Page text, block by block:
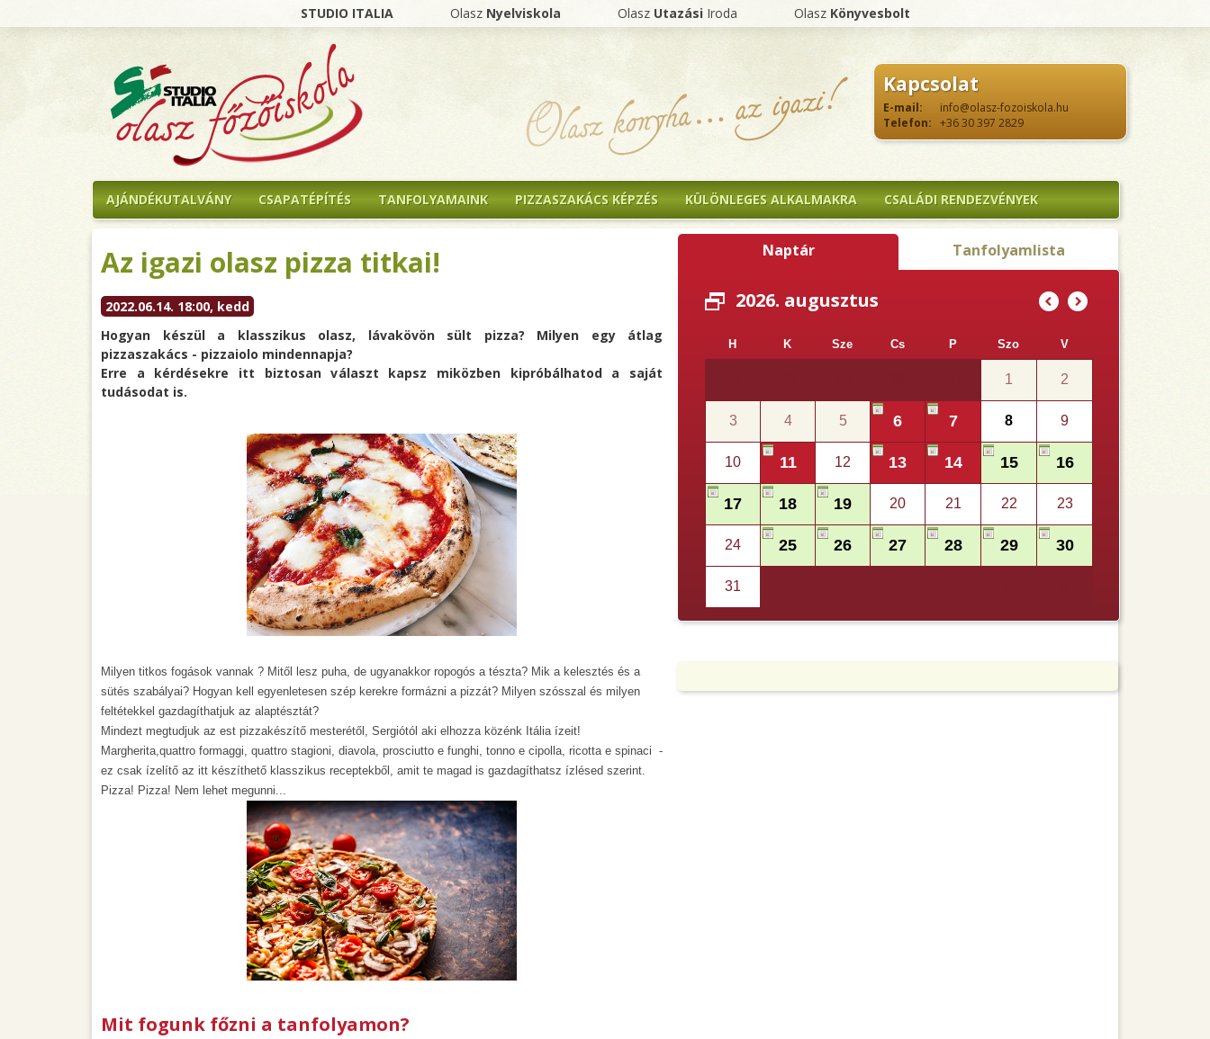
STUDIO ITALIA Olasz Nyelviskola Olasz UtazásiIroda Olasz Könyvesbolt
Kapcsolat
E-mail:
info@olasz-fozoiskola.hu
Telefon: +36 30 397 2829
AJÁNDÉKUTALVÁNY CSAPATÉPÍTÉS TANFOLYAMAINK PIZZASZAKÁCS KÉPZÉS KÜLÖNLEGES ALKALMAKRA CSALÁDI RENDEZVÉNYEK
Az igazi olasz pizza titkai!
2022.06.14. 18:00, kedd
Hogyan készül a klasszikus olasz, lávakövön sült pizza? Milyen egy átlag
pizzaszakács - pizzaiolo mindennapja?
Erre a kérdésekre itt biztosan választ kapsz miközben kipróbálhatod a saját
tudásodat is.
Milyen titkos fogások vannak ? Mitől lesz puha, de ugyanakkor ropogós a tészta? Mik a kelesztés és a
sütés szabályai? Hogyan kell egyenletesen szép kerekre formázni a pizzát? Milyen szósszal és milyen
feltétekkel gazdagíthatjuk az alaptésztát?
Mindezt megtudjuk az est pizzakészítő mesterétől, Sergiótól aki elhozza közénk Itália ízeit!
Margherita,quattro formaggi, quattro stagioni, diavola, prosciutto e funghi, tonno e cipolla, ricotta e spinaci -
ez csak ízelítő az itt készíthető klasszikus receptekből, amit te magad is gazdagíthatsz ízlésed szerint.
Pizza! Pizza! Nem lehet megunni...
Mit fogunk főzni a tanfolyamon?
Naptár Tanfolyamlista
2026. augusztus )
(
H K Sze Cs P Szo V
1 2
3 4 5 6 7 8 9
10 11 12 13 14 15 16
17 18 19 20 21 22 23
24 25 26 27 28 29 30
31